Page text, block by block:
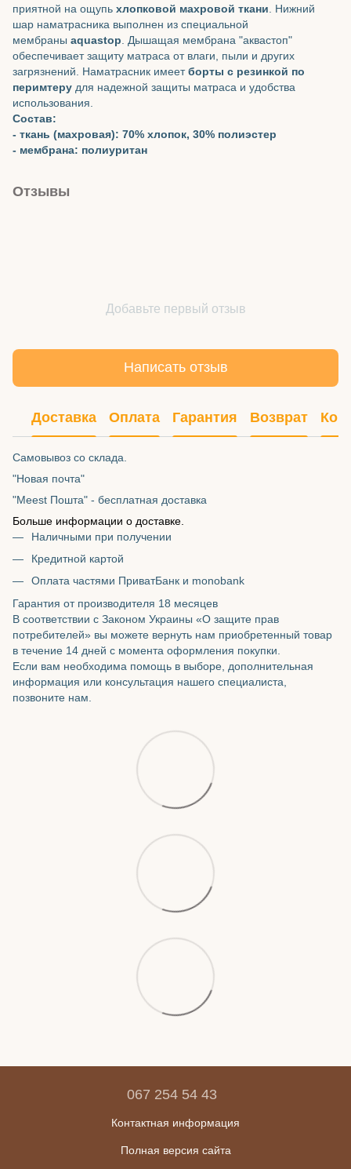
приятной на ощупь хлопковой махровой ткани . Нижний
шар наматрасника выполнен из специальной
мембраны aquastop . Дышащая мембрана "аквастоп"
обеспечивает защиту матраса от влаги, пыли и других
загрязнений. Наматрасник имеетборты с резинкой по
перимтеру для надежной защиты матраса и удобства
использования.
Состав:
- ткань (махровая): 70% хлопок, 30% полиэстер
- мембрана: полиуритан
Отзывы
Добавьте первый отзыв
Написать отзыв
Доставка Оплата Гарантия Возврат
Самовывоз со склада.
"Новая почта"
"Meest Пошта" - бесплатная доставка
Больше информации о доставке.
Наличными при получении
Кредитной картой
Оплата частями ПриватБанк и monobank
Гарантия от производителя 18 месяцев
В соответствии с Законом Украины «О защите прав
потребителей» вы можете вернуть нам приобретенный товар
в течение 14 дней с момента оформления покупки.
Если вам необходима помощь в выборе, дополнительная
информация или консультация нашего специалиста,
позвоните нам.
067 254 54 43
Контактная информация
Полная версия сайта